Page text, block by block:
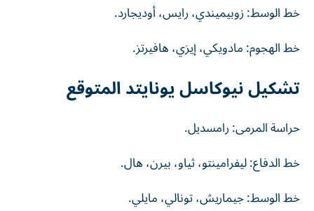
خط الوسط: زوبيميندي، رايس، أوديجارد.
خط الهجوم: مادويكي، إيزي، هافيرتز.
تشكيل نيوكاسل يونايتد المتوقع
حراسة المرمى: رامسديل.
خط الدفاع: ليفرامينتو، ثياو، بيرن، هال.
خط الوسط: جيماريش، تونالي، مايلي.